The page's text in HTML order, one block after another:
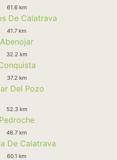
61.6 km
De Calatrava
41.7 km
Abenojar
32.2 km
37.2 km
Del Pozo
52.3 km
Pedroche
46.7 km
De Calatrava
60.1 km